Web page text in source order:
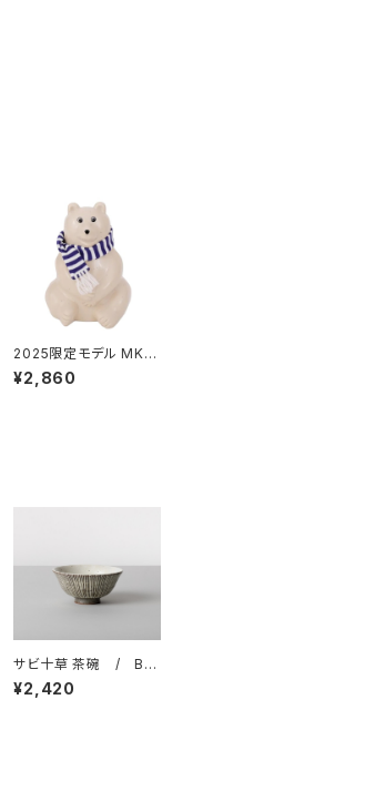
2025限定モデル MK-T
resmer シロクマ貯金
箱 マフラー付き /
¥2,860
サビ十草 茶碗 / BA
RBAR 波佐見焼
¥2,420